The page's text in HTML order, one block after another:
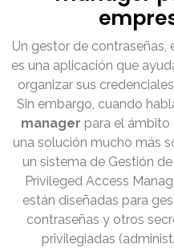
Un gestor de contraseñas,
es una aplicación que
organizar sus
Sin embargo, cuando
manager para el ámbito
una solución mucho más
un sistema de Gestión
Privileged Access
están diseñadas para
contraseñas y otros
privilegiadas